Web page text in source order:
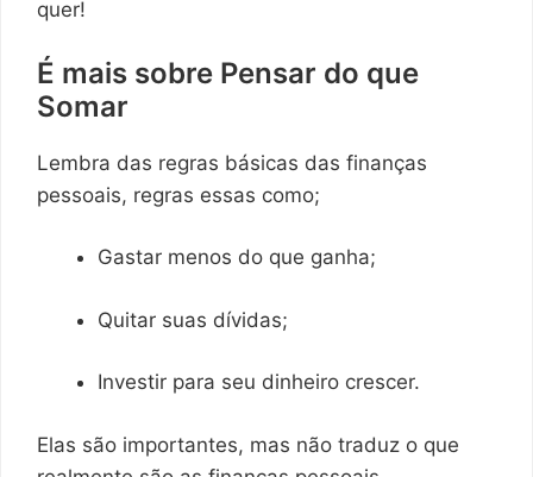
quer!
É mais sobre Pensar do que
Somar
Lembra das regras básicas das finanças
pessoais, regras essas como;
Gastar menos do que ganha;
Quitar suas dívidas;
Investir para seu dinheiro crescer.
Elas são importantes, mas não traduz o que